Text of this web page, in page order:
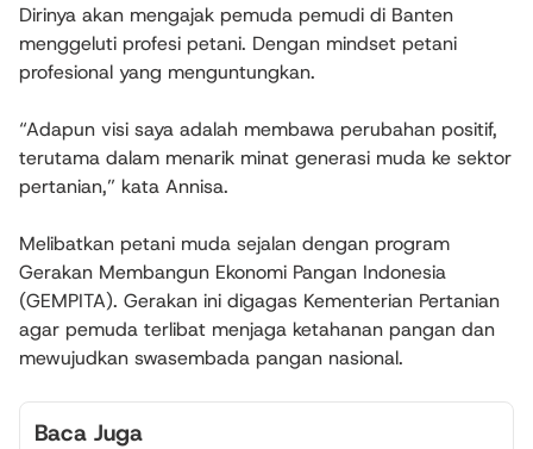
Dirinya akan mengajak pemuda pemudi di Banten
menggeluti profesi petani. Dengan mindset petani
profesional yang menguntungkan.
“Adapun visi saya adalah membawa perubahan positif,
terutama dalam menarik minat generasi muda ke sektor
pertanian,” kata Annisa.
Melibatkan petani muda sejalan dengan program
Gerakan Membangun Ekonomi Pangan Indonesia
(GEMPITA). Gerakan ini digagas Kementerian Pertanian
agar pemuda terlibat menjaga ketahanan pangan dan
mewujudkan swasembada pangan nasional.
Baca Juga